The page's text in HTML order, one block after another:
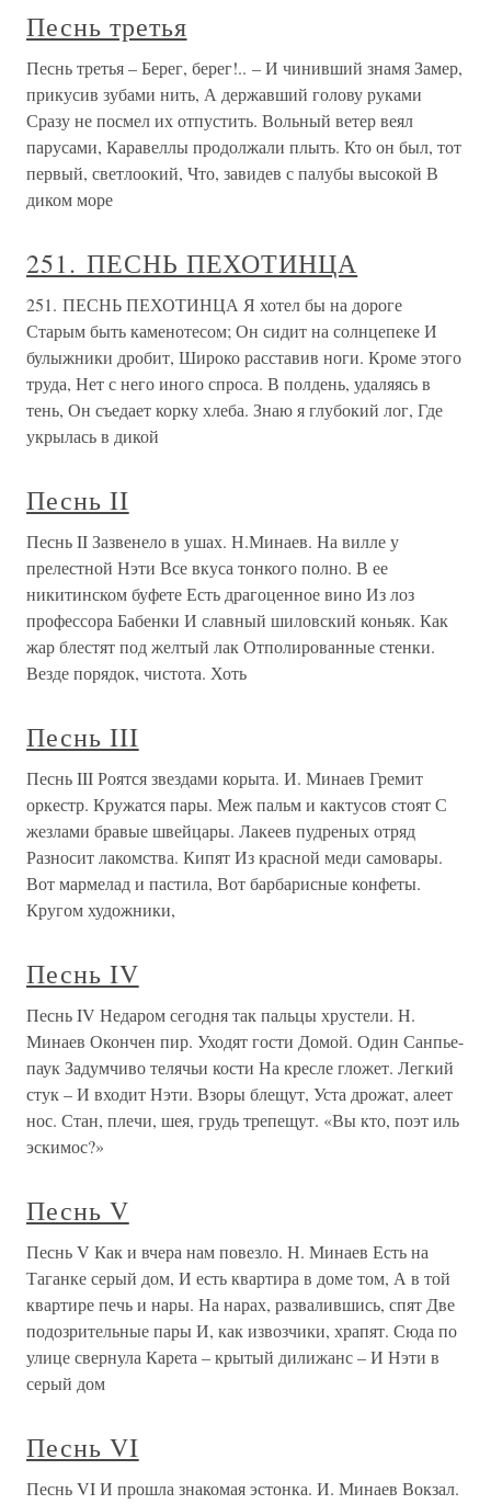
Песнь третья
Песнь третья – Берег, берег!.. – И чинивший знамя Замер,
прикусив зубами нить, А державший голову руками
Сразу не посмел их отпустить. Вольный ветер веял
парусами, Каравеллы продолжали плыть. Кто он был, тот
первый, светлоокий, Что, завидев с палубы высокой В
диком море
251. ПЕСНЬ ПЕХОТИНЦА
251. ПЕСНЬ ПЕХОТИНЦА Я хотел бы на дороге
Старым быть каменотесом; Он сидит на солнцепеке И
булыжники дробит, Широко расставив ноги. Кроме этого
труда, Нет с него иного спроса. В полдень, удаляясь в
тень, Он съедает корку хлеба. Знаю я глубокий лог, Где
укрылась в дикой
Песнь II
Песнь II Зазвенело в ушах. Н.Минаев. На вилле у
прелестной Нэти Все вкуса тонкого полно. В ее
никитинском буфете Есть драгоценное вино Из лоз
профессора Бабенки И славный шиловский коньяк. Как
жар блестят под желтый лак Отполированные стенки.
Везде порядок, чистота. Хоть
Песнь III
Песнь III Роятся звездами корыта. И. Минаев Гремит
оркестр. Кружатся пары. Меж пальм и кактусов стоят С
жезлами бравые швейцары. Лакеев пудреных отряд
Разносит лакомства. Кипят Из красной меди самовары.
Вот мармелад и пастила, Вот барбарисные конфеты.
Кругом художники,
Песнь IV
Песнь IV Недаром сегодня так пальцы хрустели. Н.
Минаев Окончен пир. Уходят гости Домой. Один Санпье-
паук Задумчиво телячьи кости На кресле гложет. Легкий
стук – И входит Нэти. Взоры блещут, Уста дрожат, алеет
нос. Стан, плечи, шея, грудь трепещут. «Вы кто, поэт иль
эскимос?»
Песнь V
Песнь V Как и вчера нам повезло. Н. Минаев Есть на
Таганке серый дом, И есть квартира в доме том, А в той
квартире печь и нары. На нарах, развалившись, спят Две
подозрительные пары И, как извозчики, храпят. Сюда по
улице свернула Карета – крытый дилижанс – И Нэти в
серый дом
Песнь VI
Песнь VI И прошла знакомая эстонка. И. Минаев Вокзал.